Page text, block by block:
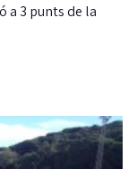
a 3 punts de la